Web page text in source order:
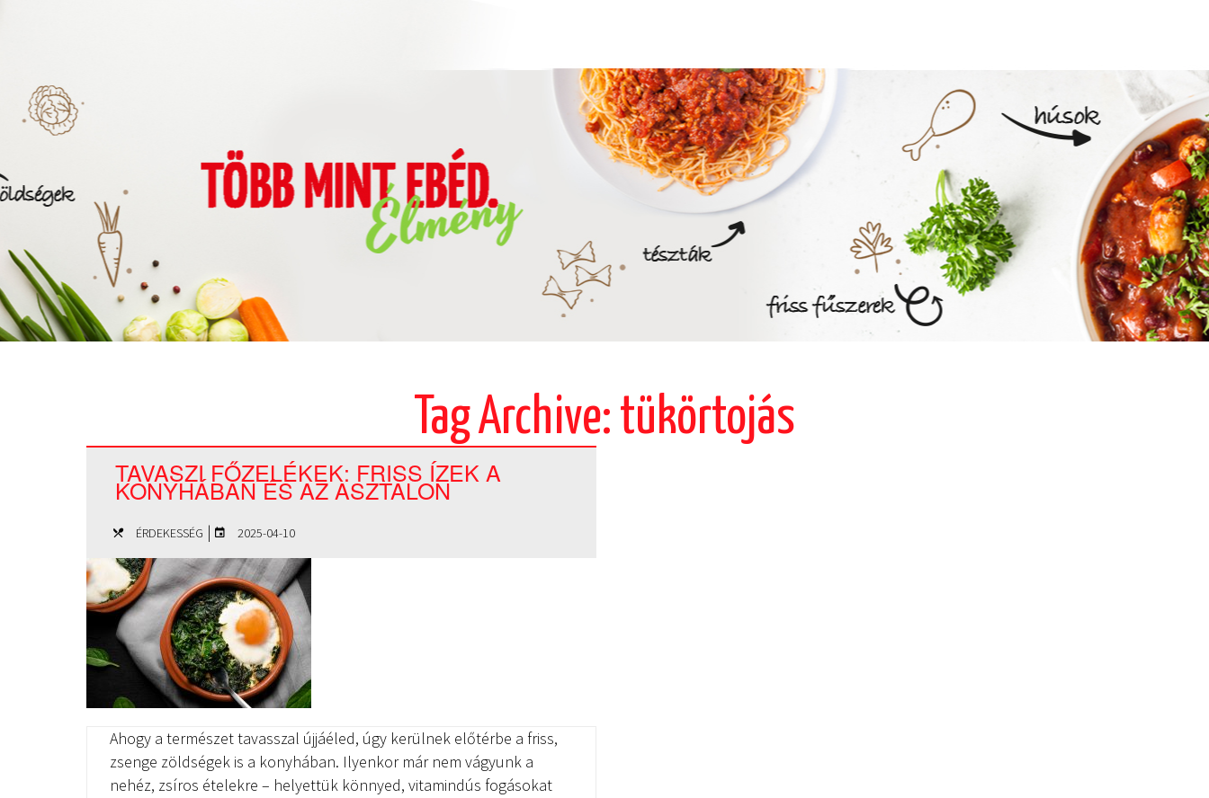
Tag Archive: tükörtojás
TAVASZI FŐZELÉKEK: FRISS ÍZEK A
KONYHÁBAN ÉS AZ ASZTALON
ÉRDEKESSÉG | 2025-04-10
Ahogy a természet tavasszal újjáéled, úgy kerülnek előtérbe a friss,
zsenge zöldségek is a konyhában. Ilyenkor már nem vágyunk a
nehéz, zsíros ételekre – helyettük könnyed, vitamindús fogásokat